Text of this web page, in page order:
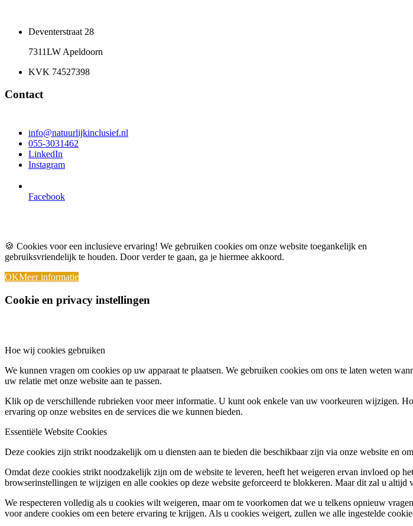
Deventerstraat 28
7311LW Apeldoorn
KVK 74527398
Contact
info@natuurlijkinclusief.nl
055-3031462
LinkedIn
Instagram
Facebook
🍪 Cookies voor een inclusieve ervaring! We gebruiken cookies om onze website toegankelijk en
gebruiksvriendelijk te houden. Door verder te gaan, ga je hiermee akkoord.
OKMeer informatie
Cookie en privacy instellingen
Hoe wij cookies gebruiken
We kunnen vragen om cookies op uw apparaat te plaatsen. We gebruiken cookies om ons te laten weten
uw relatie met onze website aan te passen.
Klik op de verschillende rubrieken voor meer informatie. U kunt ook enkele van uw voorkeuren wijzigen.
ervaring op onze websites en de services die we kunnen bieden.
Essentiële Website Cookies
Deze cookies zijn strikt noodzakelijk om u diensten aan te bieden die beschikbaar zijn via onze website en
Omdat deze cookies strikt noodzakelijk zijn om de website te leveren, heeft het weigeren ervan invloed op
browserinstellingen te wijzigen en alle cookies op deze website geforceerd te blokkeren. Maar dit zal u
We respecteren volledig als u cookies wilt weigeren, maar om te voorkomen dat we u telkens opnieuw
voor andere cookies om een betere ervaring te krijgen. Als u cookies weigert, zullen we alle ingestelde